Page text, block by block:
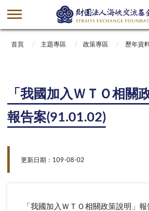
首頁 主題專區 政策專區 歷年資
「我國加入ＷＴＯ相關
報告案(91.01.02)
更新日期：109-08-02
「我國加入ＷＴＯ相關政策說明」報